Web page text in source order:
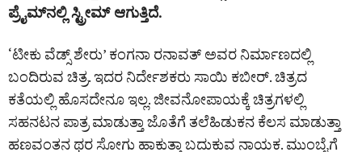
ಪ್ರೈಮ್‌ನಲ್ಲಿ ಸ್ಟ್ರೀಮ್‌ ಆಗುತ್ತಿದೆ.
‘ಟೀಕು ವೆಡ್ಸ್ ಶೇರು’ ಕಂಗನಾ ರನಾವತ್ ಅವರ ನಿರ್ಮಾಣದಲ್ಲಿ
ಬಂದಿರುವ ಚಿತ್ರ. ಇದರ ನಿರ್ದೇಶಕರು ಸಾಯಿ ಕಬೀರ್. ಚಿತ್ರದ
ಕತೆಯಲ್ಲಿ ಹೊಸದೇನೂ ಇಲ್ಲ. ಜೀವನೋಪಾಯಕ್ಕೆ ಚಿತ್ರಗಳಲ್ಲಿ
ಸಹನಟನ ಪಾತ್ರ ಮಾಡುತ್ತಾ ಜೊತೆಗೆ ತಲೆಹಿಡುಕನ ಕೆಲಸ ಮಾಡುತ್ತಾ
ಹಣವಂತನ ಥರ ಸೋಗು ಹಾಕುತ್ತಾ ಬದುಕುವ ನಾಯಕ. ಮುಂಬೈಗೆ